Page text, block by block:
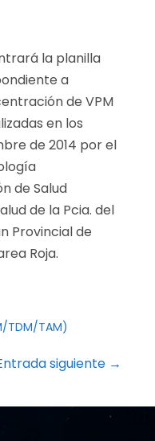
la planilla
a
de VPM
en los
de 2014 por el
de Salud
de la Pcia. del
Provincial de
Roja.
TDM/TAM)
siguiente →